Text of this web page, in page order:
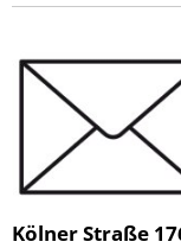
Kölner Straße